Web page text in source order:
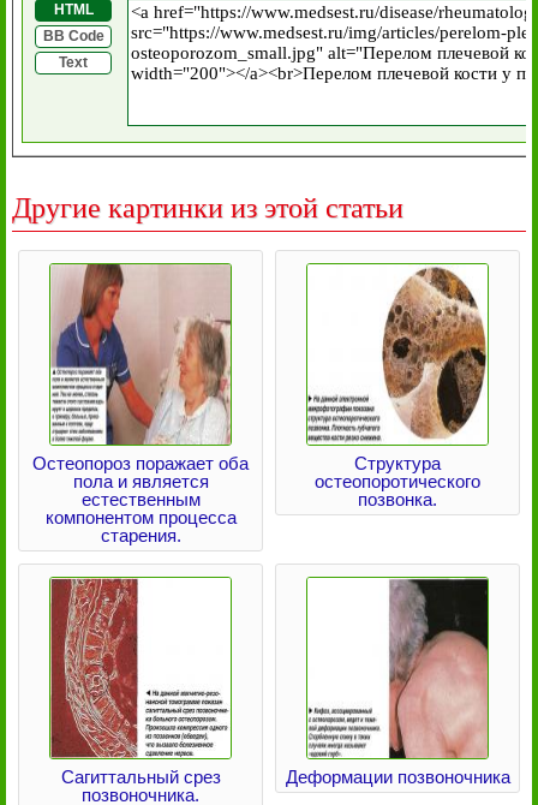
HTML
BB Code
Text
Другие картинки из этой статьи
Остеопороз поражает оба
пола и является
естественным
компонентом процесса
старения.
Структура
остеопоротического
позвонка.
Сагиттальный срез
позвоночника.
Деформации позвоночника